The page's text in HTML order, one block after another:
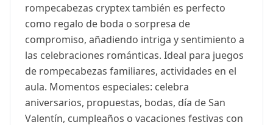
rompecabezas cryptex también es perfecto
como regalo de boda o sorpresa de
compromiso, añadiendo intriga y sentimiento a
las celebraciones románticas. Ideal para juegos
de rompecabezas familiares, actividades en el
aula. Momentos especiales: celebra
aniversarios, propuestas, bodas, día de San
Valentín, cumpleaños o vacaciones festivas con